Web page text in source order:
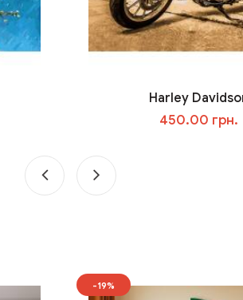
Harley
450.00 грн.
-19%